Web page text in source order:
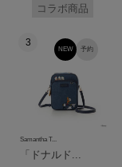
コラボ商品
3
予約
NEW
Samantha T...
「ドナルド...